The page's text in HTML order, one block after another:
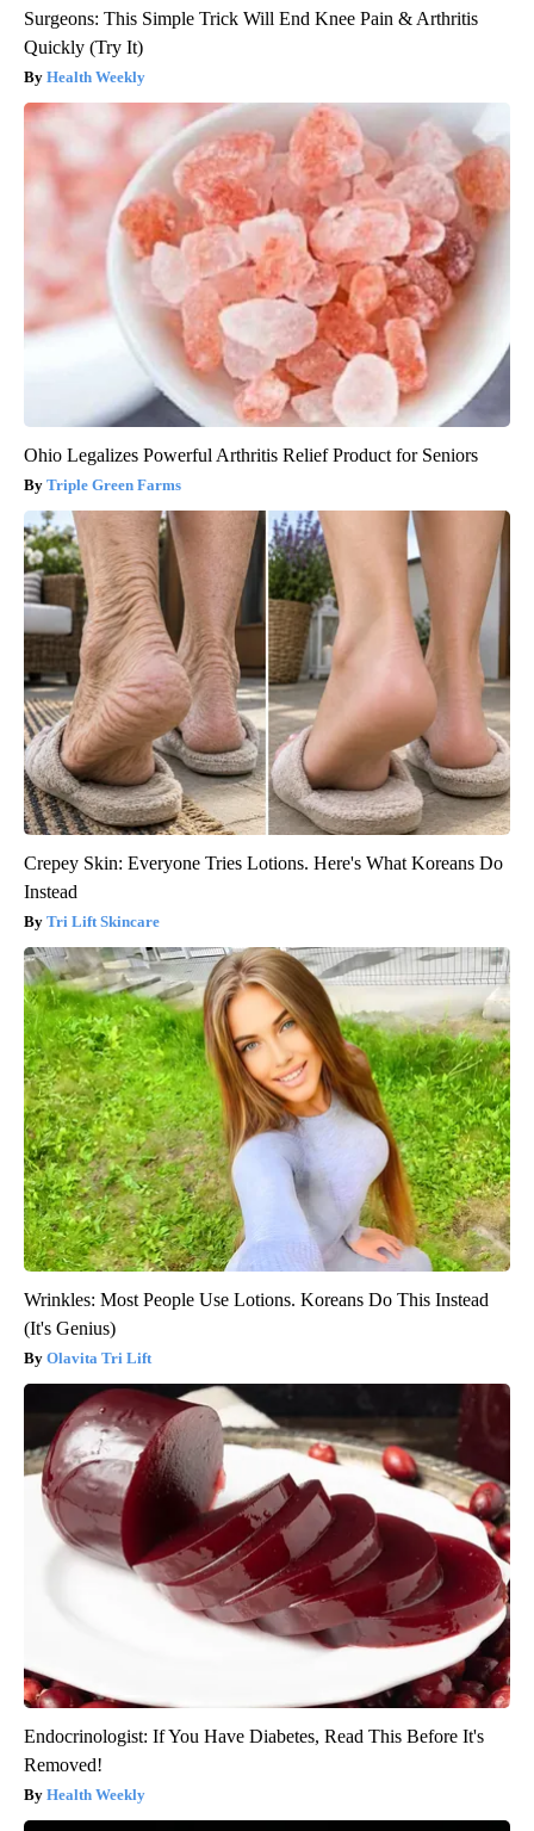
Surgeons: This Simple Trick Will End Knee Pain & Arthritis
Quickly (Try It)
Health Weekly
Ohio Legalizes Powerful Arthritis Relief Product for Seniors
Triple Green Farms
Crepey Skin: Everyone Tries Lotions. Here's What Koreans Do
Instead
Tri Lift Skincare
Wrinkles: Most People Use Lotions. Koreans Do This Instead
(It's Genius)
Olavita Tri Lift
Endocrinologist: If You Have Diabetes, Read This Before It's
Removed!
Health Weekly